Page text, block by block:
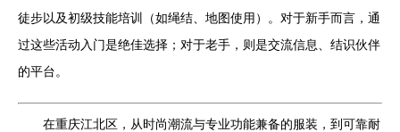
徒步以及初级技能培训（如绳结、地图使用）。对于新手而言，通
过这些活动入门是绝佳选择；对于老手，则是交流信息、结识伙伴
的平台。
在重庆江北区，从时尚潮流与专业功能兼备的服装，到可靠耐